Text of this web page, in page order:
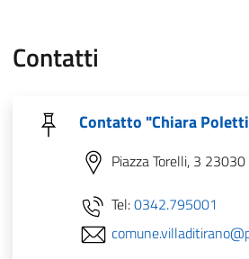
Contatti
Contatto "Chiara
Piazza Torelli, 3
Tel:0342.795001